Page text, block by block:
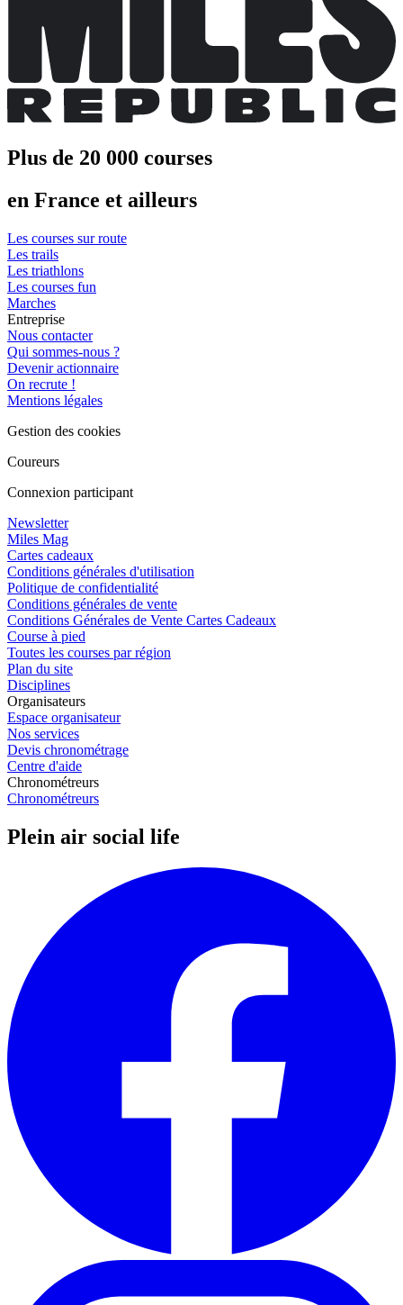
Plus de 20 000 courses
en France et ailleurs
Les courses sur route
Les trails
Les triathlons
Les courses fun
Marches
Entreprise
Nous contacter
Qui sommes-nous ?
Devenir actionnaire
On recrute !
Mentions légales
Gestion des cookies
Coureurs
Connexion participant
Newsletter
Miles Mag
Cartes cadeaux
Conditions générales d'utilisation
Politique de confidentialité
Conditions générales de vente
Conditions Générales de Vente Cartes Cadeaux
Course à pied
Toutes les courses par région
Plan du site
Disciplines
Organisateurs
Espace organisateur
Nos services
Devis chronométrage
Centre d'aide
Chronométreurs
Chronométreurs
Plein air social life